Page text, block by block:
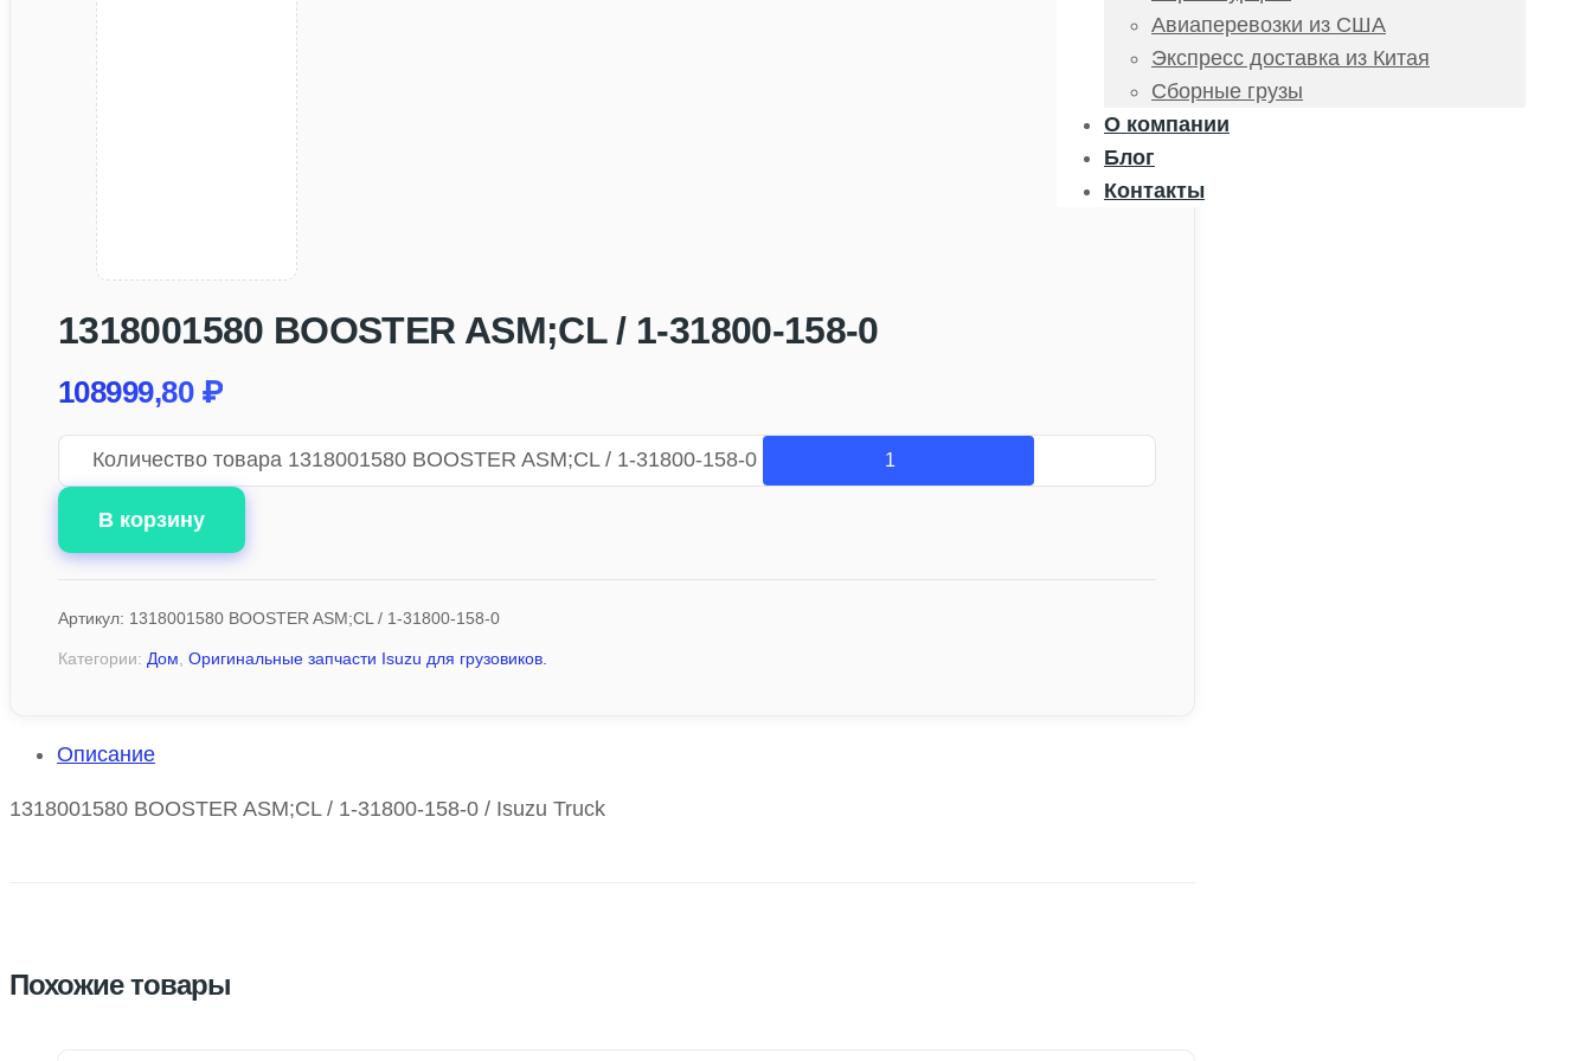
Авиаперевозки из США
Экспресс доставка из Китая
Сборные грузы
О компании
Блог
Контакты
1318001580 BOOSTER ASM;CL / 1-31800-158-0
108999,80 ₽
Количество товара 1318001580 BOOSTER ASM;CL / 1-31800-158-0
В корзину
Артикул: 1318001580 BOOSTER ASM;CL / 1-31800-158-0
Категории: Дом, Оригинальные запчасти Isuzu для грузовиков.
Описание
1318001580 BOOSTER ASM;CL / 1-31800-158-0 / Isuzu Truck
Похожие товары